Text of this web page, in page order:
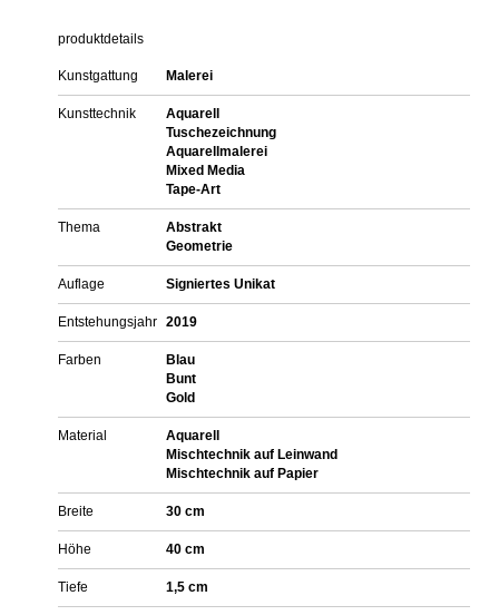
produktdetails
Kunstgattung Malerei
Kunsttechnik
Aquarell
Tuschezeichnung
Aquarellmalerei
Mixed Media
Tape-Art
Thema
Abstrakt
Geometrie
Auflage Signiertes Unikat
Entstehungsjahr 2019
Farben
Blau
Bunt
Gold
Material
Aquarell
Mischtechnik auf Leinwand
Mischtechnik auf Papier
Breite 30 cm
Höhe 40 cm
Tiefe 1,5 cm